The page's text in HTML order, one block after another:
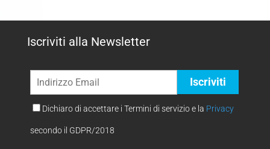
Iscriviti alla Newsletter
Dichiaro di accettare i Termini di servizio e la Privacy
secondo il GDPR/2018